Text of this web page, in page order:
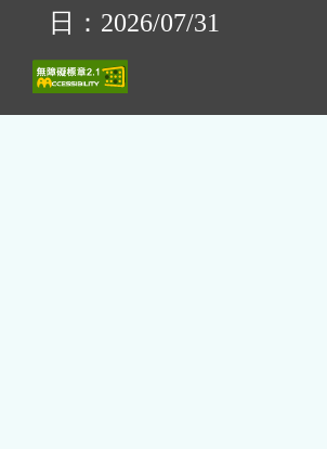
日：2026/07/31